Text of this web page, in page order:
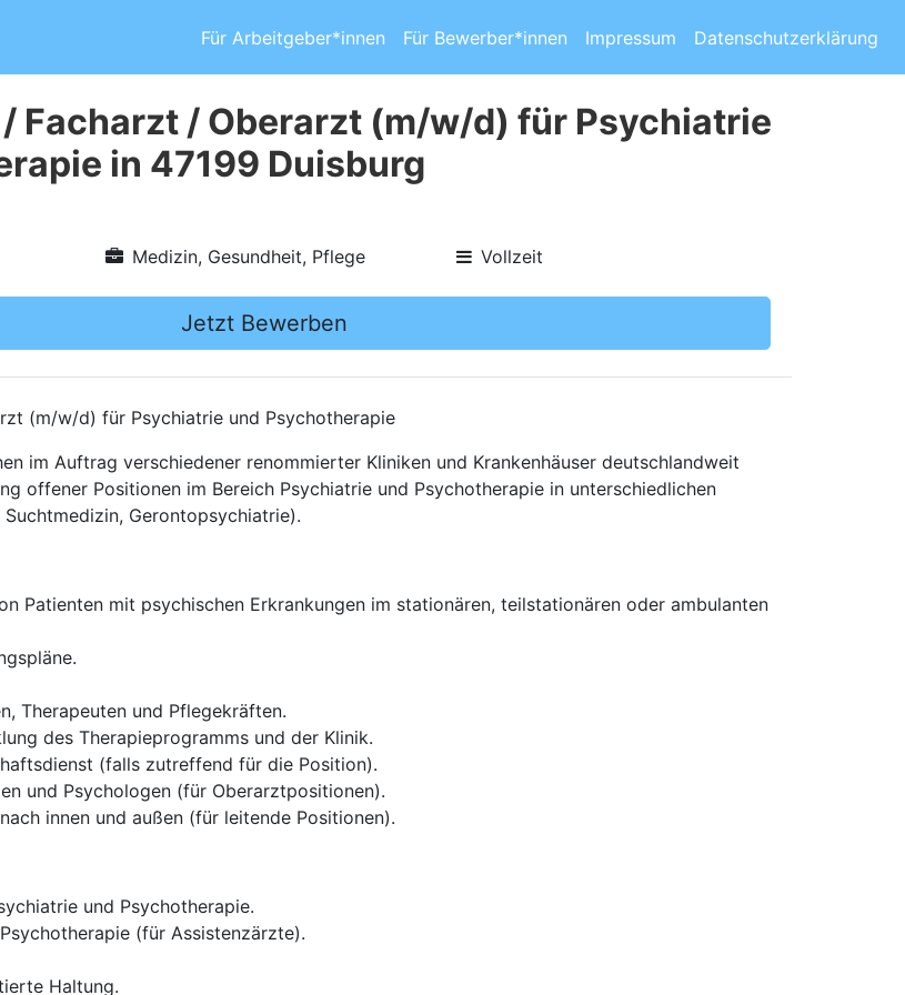
Für Arbeitgeber*innen Für Bewerber*innen Impressum Datenschutzerklärung
Facharzt / Oberarzt (m/w/d) für Psychiatrie
in 47199 Duisburg
Medizin, Gesundheit, Pflege Vollzeit
Jetzt Bewerben
(m/w/d) für Psychiatrie und Psychotherapie
im Auftrag verschiedener renommierter Kliniken und Krankenhäuser deutschlandweit
offener Positionen im Bereich Psychiatrie und Psychotherapie in unterschiedlichen
Gerontopsychiatrie).
Patienten mit psychischen Erkrankungen im stationären, teilstationären oder ambulanten
Therapeuten und Pflegekräften.
des Therapieprogramms und der Klinik.
(falls zutreffend für die Position).
und Psychologen (für Oberarztpositionen).
innen und außen (für leitende Positionen).
und Psychotherapie.
(für Assistenzärzte).
Haltung.